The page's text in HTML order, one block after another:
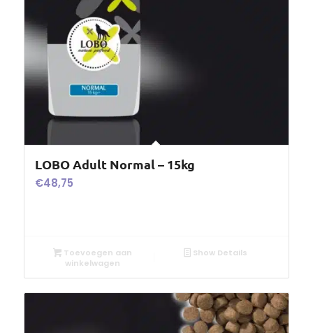
LOBO Adult Normal – 15kg
€48,75
Toevoegen aan
winkelwagen
Show Details